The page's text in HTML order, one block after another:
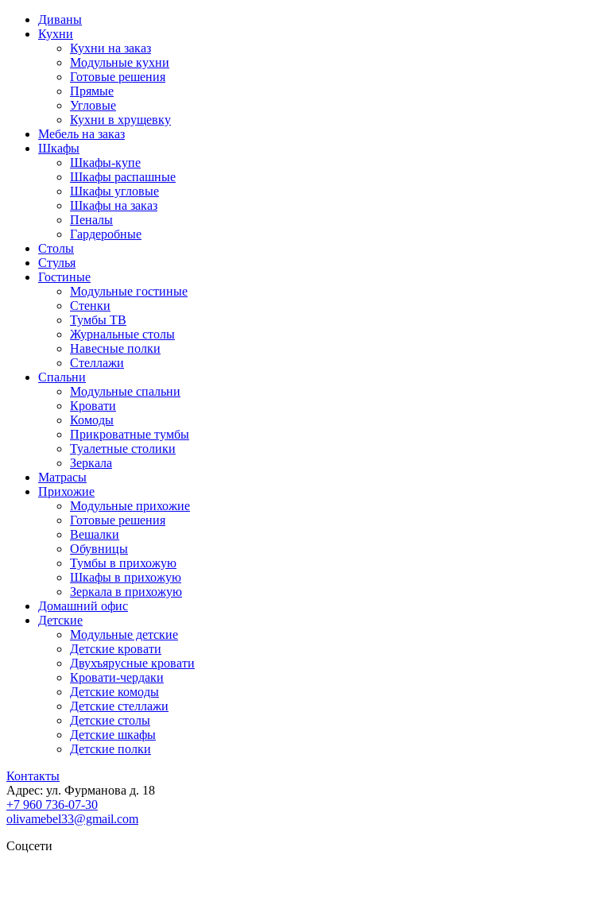
Диваны
Кухни
Кухни на заказ
Модульные кухни
Готовые решения
Прямые
Угловые
Кухни в хрущевку
Мебель на заказ
Шкафы
Шкафы-купе
Шкафы распашные
Шкафы угловые
Шкафы на заказ
Пеналы
Гардеробные
Столы
Стулья
Гостиные
Модульные гостиные
Стенки
Тумбы ТВ
Журнальные столы
Навесные полки
Стеллажи
Спальни
Модульные спальни
Кровати
Комоды
Прикроватные тумбы
Туалетные столики
Зеркала
Матрасы
Прихожие
Модульные прихожие
Готовые решения
Вешалки
Обувницы
Тумбы в прихожую
Шкафы в прихожую
Зеркала в прихожую
Домашний офис
Детские
Модульные детские
Детские кровати
Двухъярусные кровати
Кровати-чердаки
Детские комоды
Детские стеллажи
Детские столы
Детские шкафы
Детские полки
Контакты
Адрес: ул. Фурманова д. 18
+7 960 736-07-30
olivamebel33@gmail.com
Соцсети